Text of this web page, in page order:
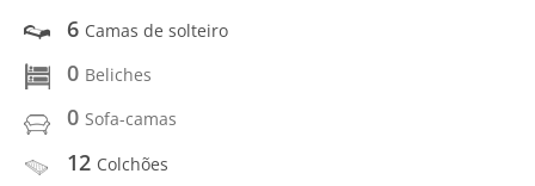
6 Camas de solteiro
0 Beliches
0 Sofa-camas
12 Colchões